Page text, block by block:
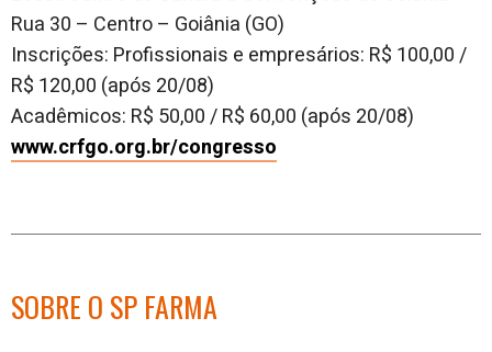
Rua 30 – Centro – Goiânia (GO)
Inscrições: Profissionais e empresários: R$ 100,00 /
R$ 120,00 (após 20/08)
Acadêmicos: R$ 50,00 / R$ 60,00 (após 20/08)
www.crfgo.org.br/congresso
SOBRE O SP FARMA